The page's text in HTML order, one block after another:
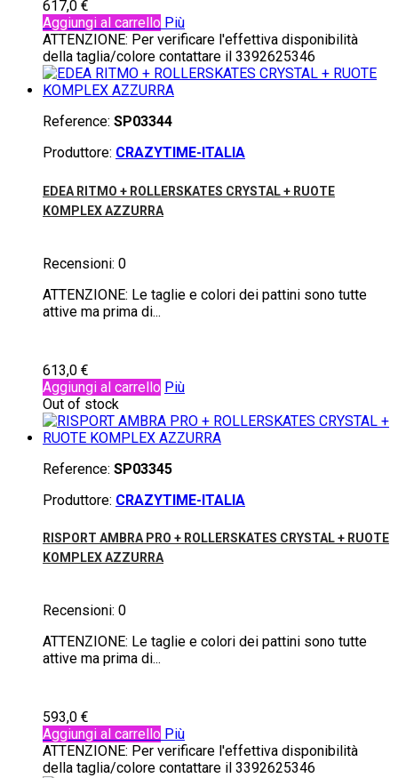
617,0 €
Aggiungi al carrello Più
ATTENZIONE: Per verificare l'effettiva disponibilità
della taglia/colore contattare il 3392625346
Reference: SP03344
Produttore: CRAZYTIME-ITALIA
EDEA RITMO + ROLLERSKATES CRYSTAL + RUOTE
KOMPLEX AZZURRA
Recensioni: 0
ATTENZIONE: Le taglie e colori dei pattini sono tutte
attive ma prima di...
613,0 €
Aggiungi al carrello Più
Out of stock
Reference: SP03345
Produttore: CRAZYTIME-ITALIA
RISPORT AMBRA PRO + ROLLERSKATES CRYSTAL + RUOTE
KOMPLEX AZZURRA
Recensioni: 0
ATTENZIONE: Le taglie e colori dei pattini sono tutte
attive ma prima di...
593,0 €
Aggiungi al carrello Più
ATTENZIONE: Per verificare l'effettiva disponibilità
della taglia/colore contattare il 3392625346